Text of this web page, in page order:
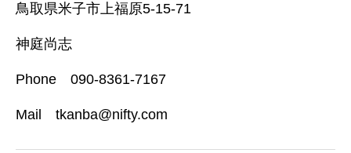
鳥取県米子市上福原5-15-71
神庭尚志
Phone 090-8361-7167
Mail tkanba@nifty.com